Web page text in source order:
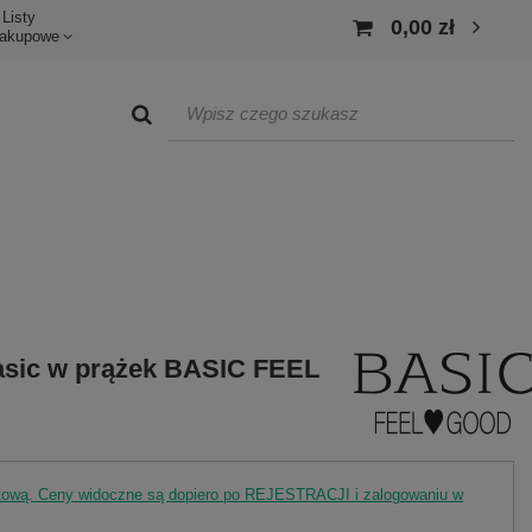
Listy
0,00 zł
w prążek BASIC FEEL
Ceny widoczne są dopiero po REJESTRACJI i zalogowaniu w